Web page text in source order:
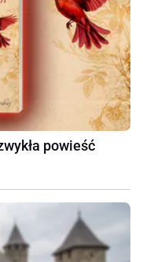
powieść